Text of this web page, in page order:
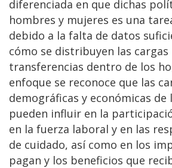
diferenciada en que dichas
hombres y mujeres es una
debido a la falta de datos
cómo se distribuyen las
transferencias dentro de los
enfoque se reconoce que las
demográficas y económicas de
pueden influir en la
en la fuerza laboral y en las
de cuidado, así como en los
pagan y los beneficios que